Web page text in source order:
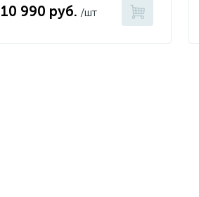
10 990 руб. /шт